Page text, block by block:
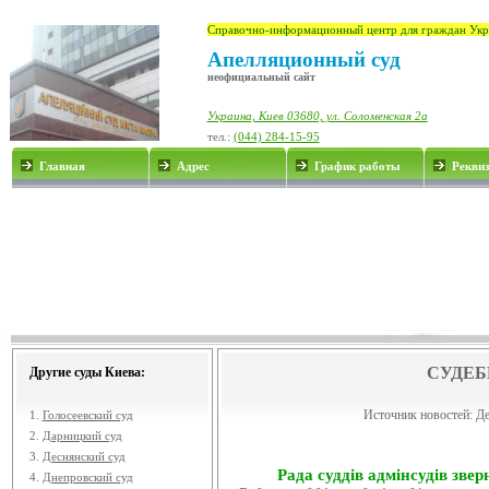
Справочно-информационный центр для граждан
Апелляционный суд
неофициальный сайт
Украина, Киев 03680, ул. Соломенская 2а
тел.: (044) 284-15-95
Главная Адрес График работы
Другие суды Киева:
1. Голосеевский суд
2.
Дарницкий суд
3.
Деснянский суд
4. Днепровский суд
Источник новостей:
Рада суддів адмінсудів